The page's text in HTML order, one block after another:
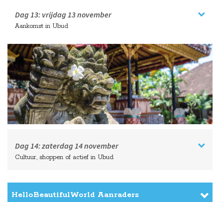
Dag 13: vrijdag 13 november
Aankomst in Ubud
Dag 14:zaterdag 14 november
Cultuur, shoppen of actief in Ubud
HelloBeautifulWorld Aanraders